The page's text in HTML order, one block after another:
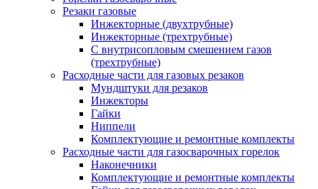
Резаки газовые
Инжекторные (двухтрубные)
Инжекторные (трехтрубные)
С внутрисопловым смешением газов
(трехтрубные)
Расходные части для газовых резаков
Мундштуки для резаков
Инжекторы
Гайки
Ниппели
Комплектующие и ремонтные комплекты
Расходные части для газосварочных горелок
Наконечники
Комплектующие и ремонтные комплекты